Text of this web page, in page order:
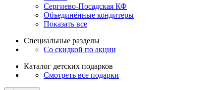
Сергиево-Посадская КФ
Объединённые кондитеры
Показать все
Специальные разделы
Со скидкой по акции
Каталог детских подарков
Смотреть все подарки